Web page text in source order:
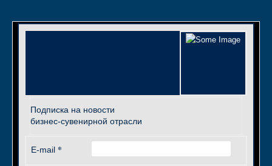
Подписка на новости
бизнес-сувенирной отрасли
E-mail *